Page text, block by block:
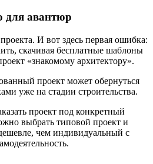
для авантюр
И вот здесь первая ошибка:
скачивая бесплатные шаблоны
«знакомому архитектору».
проект может обернуться
уже на стадии строительства.
проект под конкретный
выбрать типовой проект и
чем индивидуальный с